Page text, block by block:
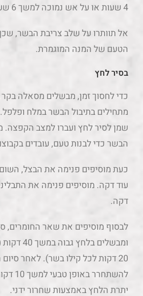
4 שעות או על אש נמוכה למשך 6 שעות.
אל תוותרו על שלב צריבת הבשר,
הטעם של המנה המוגמרת.
בסיר לחץ
כדי לחסוך זמן, מבשלים מסאלה בקר
מתחילים בתיבול הבשר במלח
שמן לסיר לחץ ועברו למצב
הבשר כדי לבנות טעם, עובדים
כעת מוסיפים פנימה את הבצל, השום
עוד דקה. מוסיפים פנימה את
דקה.
לבסוף מוסיפים את שאר החומרים,
ומבשלים
20 דקות לכל קילו בשר). לאחר
יתרת הלחץ באמצעות שחרור ידני.